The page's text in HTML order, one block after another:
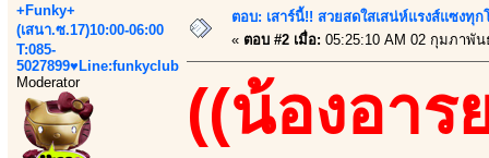
+Funky+
(เสนา.ซ.17)10:00-06:00
T:085-
5027899♥Line:funkyclub
Moderator
ตอบ: เสาร์นี้!! สวยสดใสเสน่ห์แรงส์แซงทุ
« ตอบ #2 เมื่อ: 05:25:10 AM 02 กุมภาพัน
((น้องอาร